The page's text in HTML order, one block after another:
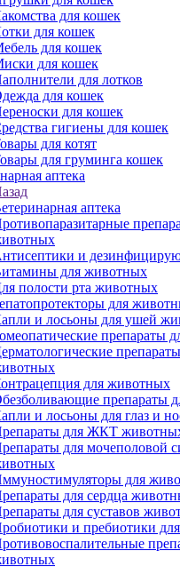
для кошек
для кошек
для кошек
для кошек
для лотков
для кошек
для кошек
гигиены для кошек
для котят
для груминга кошек
аптека
аптека
и
для животных
полости рта животных
для
и лосьоны для ушей
препараты
для животных
препараты
и лосьоны для глаз и
для ЖКТ
для мочеполовой
для
для сердца
для суставов
и пребиотики